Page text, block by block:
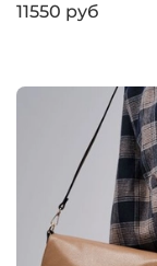
11550 руб